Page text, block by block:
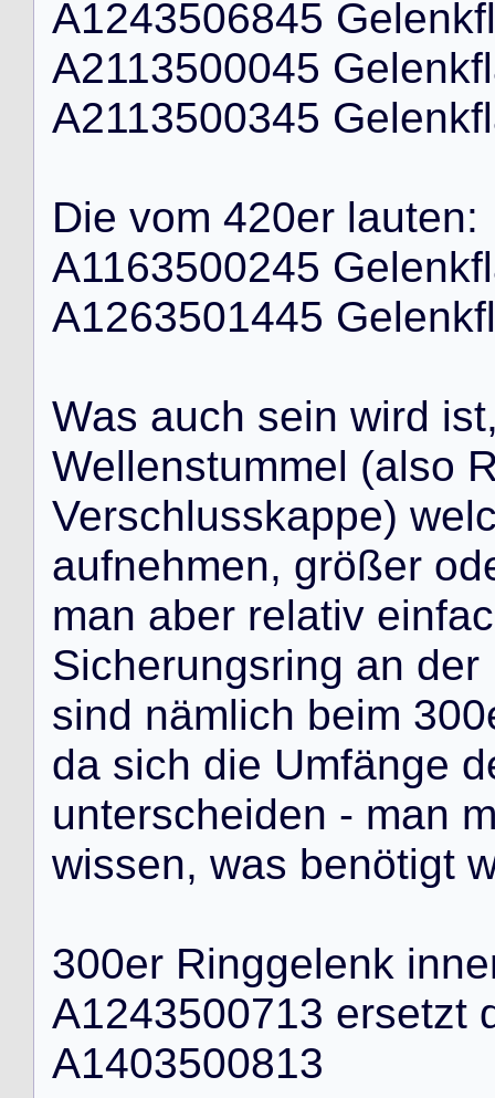
A1243506845 Gelenkfl
A2113500045 Gelenkfl
A2113500345 Gelenkfl
Die vom 420er lauten:
A1163500245 Gelenkfl
A1263501445 Gelenkfl
Was auch sein wird ist
Wellenstummel (also
Verschlusskappe) wel
aufnehmen, größer od
man aber relativ einfac
Sicherungsring an der
sind nämlich beim 300
da sich die Umfänge d
unterscheiden - man
wissen, was benötigt
300er Ringgelenk inne
A1243500713 ersetzt
A1403500813